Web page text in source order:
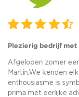
Plezierig bedrijf
Afgelopen zomer
Martin.We kenden
enthousiasme is
prima met eerlijke